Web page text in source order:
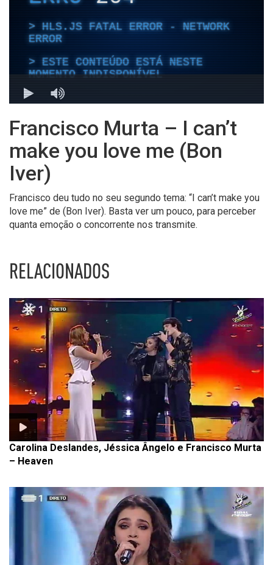
Francisco Murta – I can’t
make you love me (Bon
Iver)
Francisco deu tudo no seu segundo tema: “I can’t make you
love me” de (Bon Iver). Basta ver um pouco, para perceber
quanta emoção o concorrente nos transmite.
RELACIONADOS
Carolina Deslandes, Jéssica Ângelo e Francisco Murta
– Heaven